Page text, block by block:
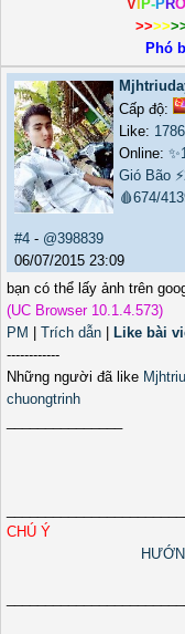
VI P-PRO
>>>>
Phó
Cấp độ:
Like: 1786
Online:
Gió Bão
🩸674/
#4 - @398839
06/07/2015 23:09
bạn có thể lấy ảnh trên
(UC Browser 10.1.4.573)
PM
Trích dẫn Like bài
------------
Những người đã like
chuongtrinh
CHÚ Ý